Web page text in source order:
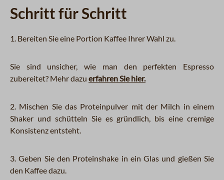
Schritt für Schritt
1. Bereiten Sie eine Portion Kaffee Ihrer Wahl zu.
Sie sind unsicher, wie man den perfekten Espresso
zubereitet? Mehr dazu erfahren Sie hier.
2. Mischen Sie das Proteinpulver mit der Milch in einem
Shaker und schütteln Sie es gründlich, bis eine cremige
Konsistenz entsteht.
3. Geben Sie den Proteinshake in ein Glas und gießen Sie
den Kaffee dazu.